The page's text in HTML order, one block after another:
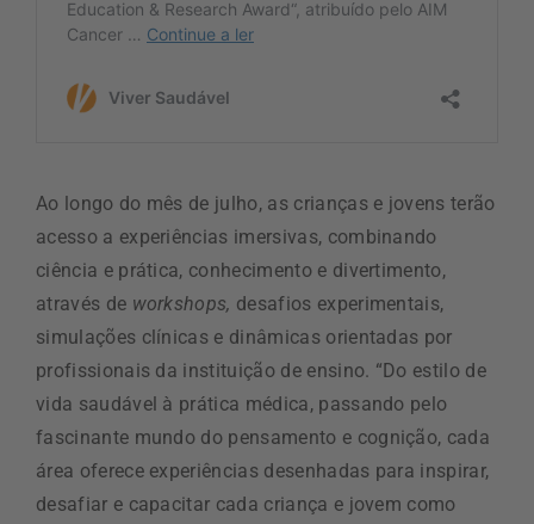
Ao longo do mês de julho, as crianças e jovens terão
acesso a experiências imersivas, combinando
ciência e prática, conhecimento e divertimento,
através de workshops, desafios experimentais,
simulações clínicas e dinâmicas orientadas por
profissionais da instituição de ensino. “Do estilo de
vida saudável à prática médica, passando pelo
fascinante mundo do pensamento e cognição, cada
área oferece experiências desenhadas para inspirar,
desafiar e capacitar cada criança e jovem como